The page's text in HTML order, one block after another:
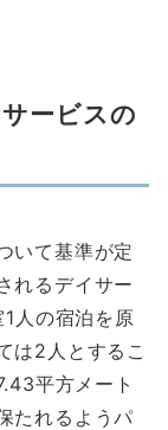
ービスの
いて基準が定
れるデイサー
人の宿泊を原
は2人とするこ
平方メート
たれるようパ